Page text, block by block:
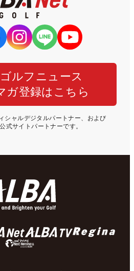
ルフニュース
ガ登録はこちら
シャルデジタルパートナー、および
式サイトパートナーです。